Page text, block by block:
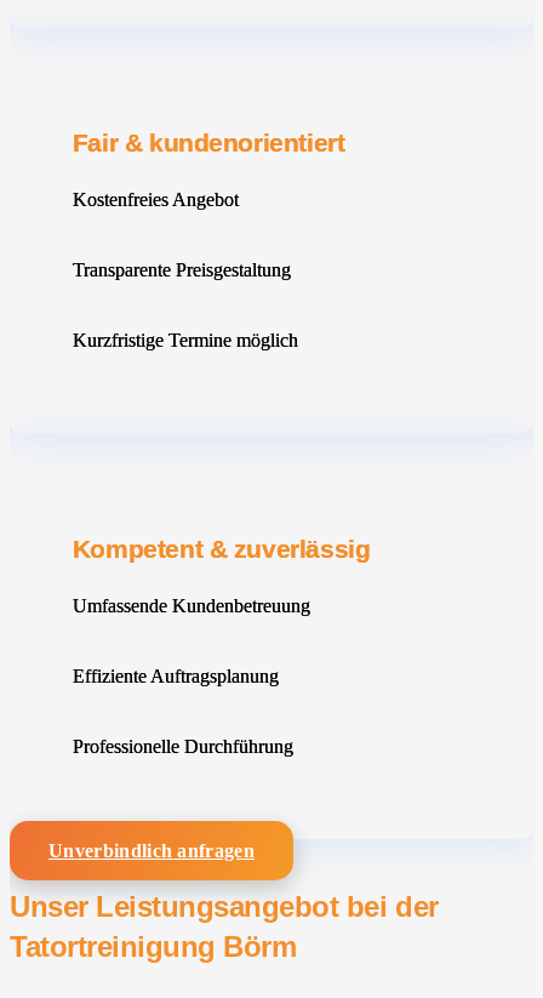
Fair & kundenorientiert
Kostenfreies Angebot
Transparente Preisgestaltung
Kurzfristige Termine möglich
Kompetent & zuverlässig
Umfassende Kundenbetreuung
Effiziente Auftragsplanung
Professionelle Durchführung
Unverbindlich anfragen
Unser Leistungsangebot bei der
Tatortreinigung Börm